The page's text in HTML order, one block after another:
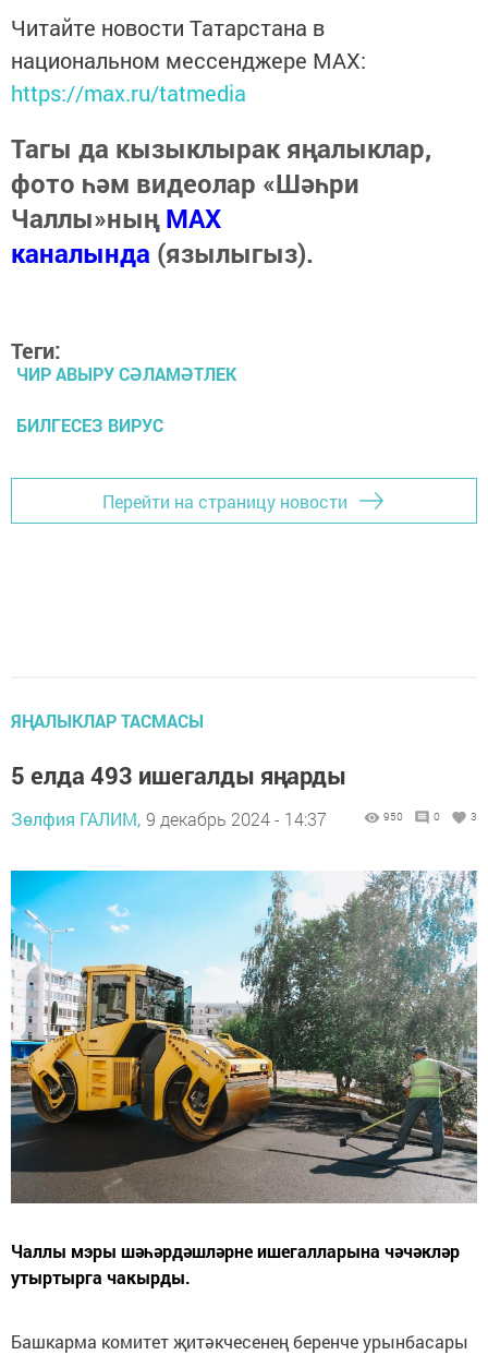
Читайте новости Татарстана в
национальном мессенджере MАХ:
https://max.ru/tatmedia
Тагы да кызыклырак яңалыклар,
фото һәм видеолар «Шәһри
Чаллы»ныңMAX
каналында (язылыгыз).
Теги:
ЧИР АВЫРУ СӘЛАМӘТЛЕК
БИЛГЕСЕЗ ВИРУС
Перейти на страницу новости
ЯҢАЛЫКЛАР ТАСМАСЫ
5 елда 493 ишегалды яңарды
Зөлфия ГАЛИМ, 9 декабрь 2024 - 14:37 950 0 3
Чаллы мэры шәһәрдәшләрне ишегалларына чәчәкләр
утыртырга чакырды.
Башкарма комитет җитәкчесенең беренче урынбасары